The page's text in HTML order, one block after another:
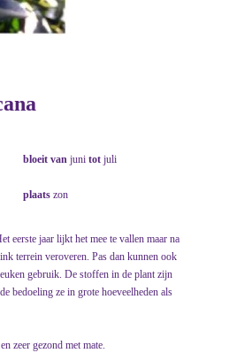
bloeit van juni tot juli
plaats zon
eerste jaar lijkt het mee te vallen maar na
terrein veroveren. Pas dan kunnen ook
gebruik. De stoffen in de plant zijn
bedoeling ze in grote hoeveelheden als
zeer gezond met mate.